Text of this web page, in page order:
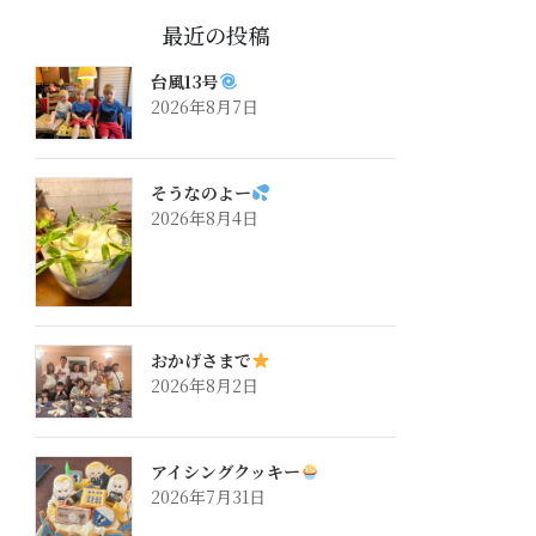
最近の投稿
台風13号
2026年8月7日
そうなのよー
2026年8月4日
おかげさまで
2026年8月2日
アイシングクッキー
2026年7月31日